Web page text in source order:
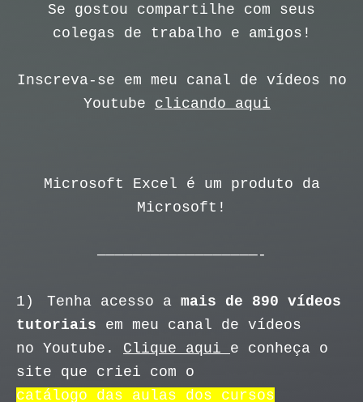
Se gostou compartilhe com seus
colegas de trabalho e amigos!
Inscreva-se em meu canal de vídeos no
Youtube clicando aqui
Microsoft Excel é um produto da
Microsoft!
——————————————————-
1) Tenha acesso a mais de 890 vídeos
tutoriais em meu canal de vídeos
no Youtube. Clique aqui e conheça o
site que criei com o
catálogo das aulas dos cursos